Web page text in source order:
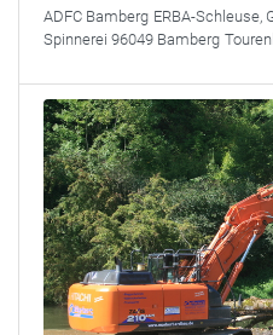
ADFC Bamberg ERBA-Schleuse,
Spinnerei 96049 Bamberg